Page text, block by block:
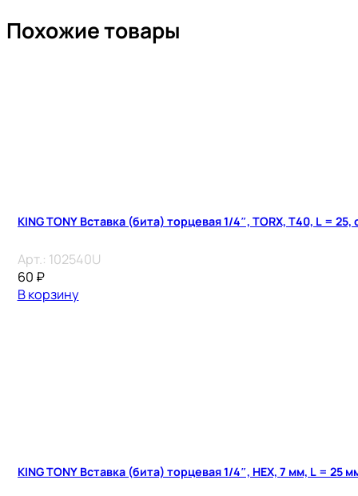
Похожие товары
KING TONY Вставка (бита) торцевая 1/4″, TORX, T40, L =
Арт.: 102540U
60 ₽
В корзину
KING TONY Вставка (бита) торцевая 1/4″, HEX, 7 мм, L = 25